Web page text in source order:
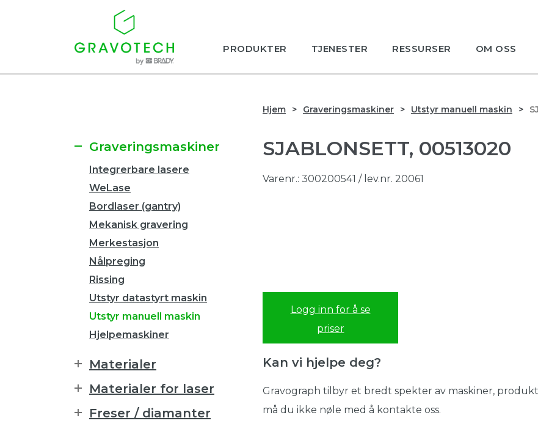
PRODUKTER TJENESTER RESSURSER OM OSS
Hjem Graveringsmaskiner Utstyr manuell maskin
SJABLONSETT, 00513020
Varenr.: 300200541 / lev.nr. 20061
Logg inn for å se
priser
Kan vi hjelpe deg?
Gravograph tilbyr et bredt spekter av maskiner,
må du ikke nøle med å kontakte oss.
Graveringsmaskiner
Integrerbare lasere
WeLase
Bordlaser (gantry)
Mekanisk gravering
Merkestasjon
Nålpreging
Rissing
Utstyr datastyrt maskin
Utstyr manuell maskin
Hjelpemaskiner
Materialer
Materialer for laser
Freser / diamanter